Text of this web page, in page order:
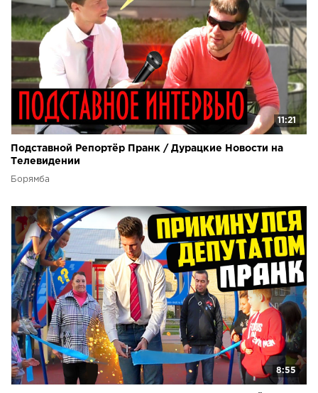
11:21
Подставной Репортёр Пранк / Дурацкие Новости на
Телевидении
Борямба
8:55